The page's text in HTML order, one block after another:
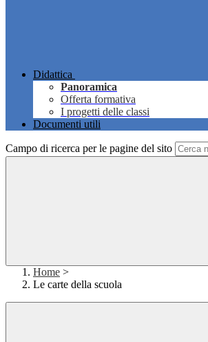
Didattica
Panoramica
Offerta formativa
I progetti delle classi
Documenti utili
Campo di ricerca per le pagine del sito
Home >
Le carte della scuola